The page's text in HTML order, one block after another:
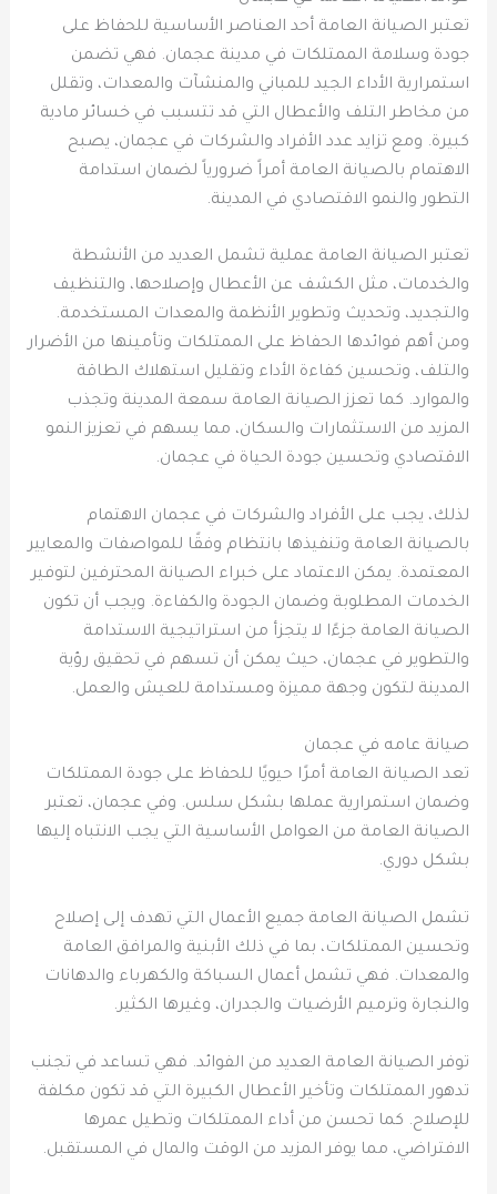
تعتبر الصيانة العامة أحد العناصر الأساسية للحفاظ على
جودة وسلامة الممتلكات في مدينة عجمان. فهي تضمن
استمرارية الأداء الجيد للمباني والمنشآت والمعدات، وتقلل
من مخاطر التلف والأعطال التي قد تتسبب في خسائر مادية
كبيرة. ومع تزايد عدد الأفراد والشركات في عجمان، يصبح
الاهتمام بالصيانة العامة أمراً ضرورياً لضمان استدامة
التطور والنمو الاقتصادي في المدينة.
تعتبر الصيانة العامة عملية تشمل العديد من الأنشطة
والخدمات، مثل الكشف عن الأعطال وإصلاحها، والتنظيف
والتجديد، وتحديث وتطوير الأنظمة والمعدات المستخدمة.
ومن أهم فوائدها الحفاظ على الممتلكات وتأمينها من الأضرار
والتلف، وتحسين كفاءة الأداء وتقليل استهلاك الطاقة
والموارد. كما تعزز الصيانة العامة سمعة المدينة وتجذب
المزيد من الاستثمارات والسكان، مما يسهم في تعزيز النمو
الاقتصادي وتحسين جودة الحياة في عجمان.
لذلك، يجب على الأفراد والشركات في عجمان الاهتمام
بالصيانة العامة وتنفيذها بانتظام وفقًا للمواصفات والمعايير
المعتمدة. يمكن الاعتماد على خبراء الصيانة المحترفين لتوفير
الخدمات المطلوبة وضمان الجودة والكفاءة. ويجب أن تكون
الصيانة العامة جزءًا لا يتجزأ من استراتيجية الاستدامة
والتطوير في عجمان، حيث يمكن أن تسهم في تحقيق رؤية
المدينة لتكون وجهة مميزة ومستدامة للعيش والعمل.
صيانة عامه في عجمان
تعد الصيانة العامة أمرًا حيويًا للحفاظ على جودة الممتلكات
وضمان استمرارية عملها بشكل سلس. وفي عجمان، تعتبر
الصيانة العامة من العوامل الأساسية التي يجب الانتباه إليها
بشكل دوري.
تشمل الصيانة العامة جميع الأعمال التي تهدف إلى إصلاح
وتحسين الممتلكات، بما في ذلك الأبنية والمرافق العامة
والمعدات. فهي تشمل أعمال السباكة والكهرباء والدهانات
والنجارة وترميم الأرضيات والجدران، وغيرها الكثير.
توفر الصيانة العامة العديد من الفوائد. فهي تساعد في تجنب
تدهور الممتلكات وتأخير الأعطال الكبيرة التي قد تكون مكلفة
للإصلاح. كما تحسن من أداء الممتلكات وتطيل عمرها
الافتراضي، مما يوفر المزيد من الوقت والمال في المستقبل.